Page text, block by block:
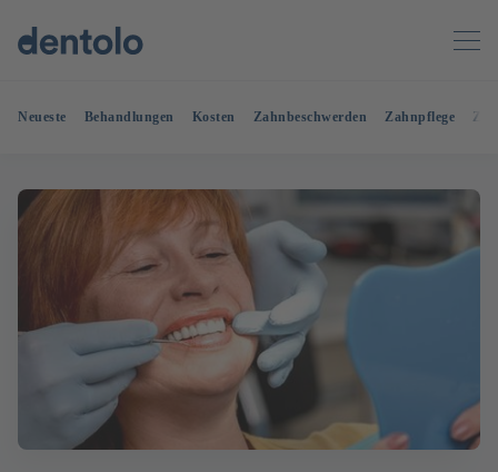
Neueste Behandlungen Kosten Zahnbeschwerden Zahnpflege